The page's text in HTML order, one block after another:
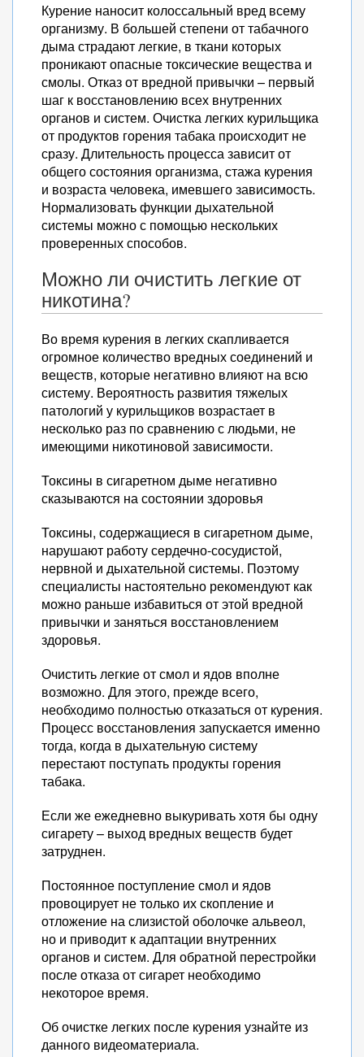
Курение наносит колоссальный вред всему
организму. В большей степени от табачного
дыма страдают легкие, в ткани которых
проникают опасные токсические вещества и
смолы. Отказ от вредной привычки – первый
шаг к восстановлению всех внутренних
органов и систем. Очистка легких курильщика
от продуктов горения табака происходит не
сразу. Длительность процесса зависит от
общего состояния организма, стажа курения
и возраста человека, имевшего зависимость.
Нормализовать функции дыхательной
системы можно с помощью нескольких
проверенных способов.
Можно ли очистить легкие от
никотина?
Во время курения в легких скапливается
огромное количество вредных соединений и
веществ, которые негативно влияют на всю
систему. Вероятность развития тяжелых
патологий у курильщиков возрастает в
несколько раз по сравнению с людьми, не
имеющими никотиновой зависимости.
Токсины в сигаретном дыме негативно
сказываются на состоянии здоровья
Токсины, содержащиеся в сигаретном дыме,
нарушают работу сердечно-сосудистой,
нервной и дыхательной системы. Поэтому
специалисты настоятельно рекомендуют как
можно раньше избавиться от этой вредной
привычки и заняться восстановлением
здоровья.
Очистить легкие от смол и ядов вполне
возможно. Для этого, прежде всего,
необходимо полностью отказаться от курения.
Процесс восстановления запускается именно
тогда, когда в дыхательную систему
перестают поступать продукты горения
табака.
Если же ежедневно выкуривать хотя бы одну
сигарету – выход вредных веществ будет
затруднен.
Постоянное поступление смол и ядов
провоцирует не только их скопление и
отложение на слизистой оболочке альвеол,
но и приводит к адаптации внутренних
органов и систем. Для обратной перестройки
после отказа от сигарет необходимо
некоторое время.
Об очистке легких после курения узнайте из
данного видеоматериала.